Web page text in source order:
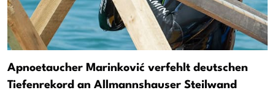
Apnoetaucher Marinković verfehlt deutschen
Tiefenrekord an Allmannshauser Steilwand